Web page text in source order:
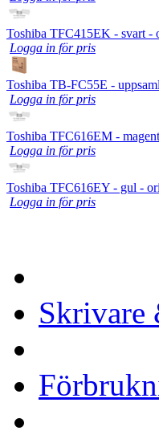
Toshiba TFC415EK - svart -
Logga in för pris
Toshiba TB-FC55E -
Logga in för pris
Toshiba TFC616EM -
Logga in för pris
Toshiba TFC616EY - gul -
Logga in för pris